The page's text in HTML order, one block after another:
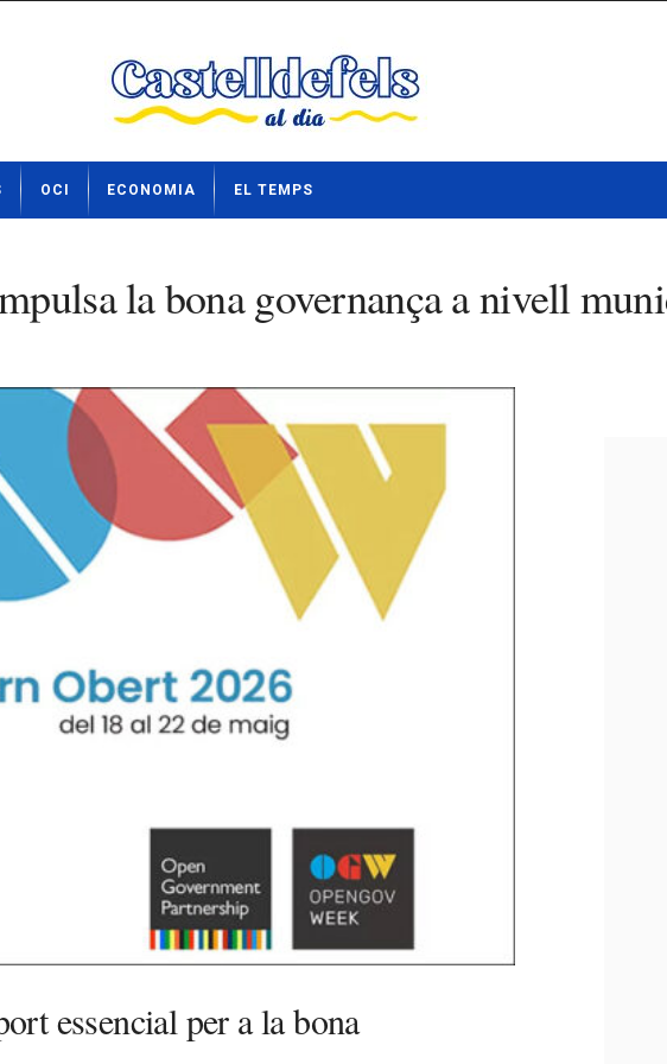
OCI ECONOMIA EL TEMPS
la bona governança a nivell
essencial per a la bona